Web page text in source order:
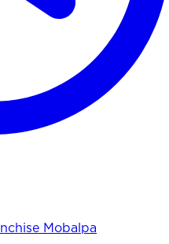
Mobalpa